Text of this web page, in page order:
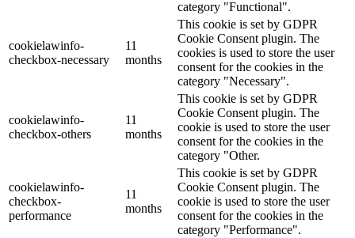
category "Functional".
cookielawinfo-
checkbox-necessary
11
months
This cookie is set by GDPR
Cookie Consent plugin. The
cookies is used to store the user
consent for the cookies in the
category "Necessary".
cookielawinfo-
checkbox-others
11
months
This cookie is set by GDPR
Cookie Consent plugin. The
cookie is used to store the user
consent for the cookies in the
category "Other.
cookielawinfo-
checkbox-
performance
11
months
This cookie is set by GDPR
Cookie Consent plugin. The
cookie is used to store the user
consent for the cookies in the
category "Performance".